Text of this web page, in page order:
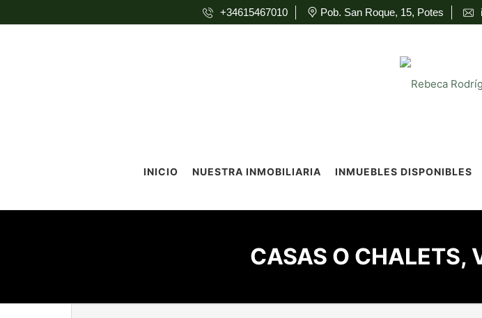
+34615467010 Pob. San Roque, 15, Potes
INICIO NUESTRA INMOBILIARIA INMUEBLES DISPONIBLES
CASAS O CHALETS,